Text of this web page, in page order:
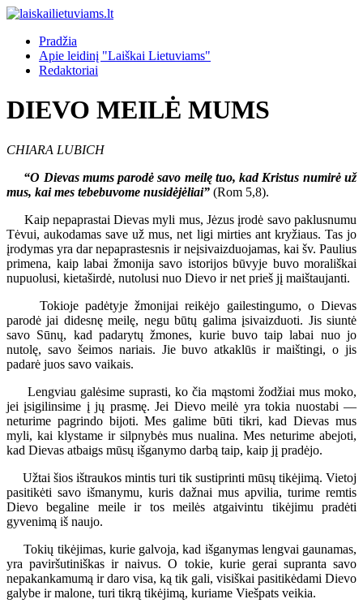
Pradžia
Apie leidinį "Laiškai Lietuviams"
Redaktoriai
DIEVO MEILĖ MUMS
CHIARA LUBICH
“O Dievas mums parodė savo meilę tuo, kad Kristus numirė už
mus, kai mes tebebuvome nusidėjėliai” (Rom 5,8).
Kaip nepaprastai Dievas myli mus, Jėzus įrodė savo paklusnumu
Tėvui, aukodamas save už mus, net ligi mirties ant kryžiaus. Tas jo
įrodymas yra dar nepaprastesnis ir neįsivaizduojamas, kai šv. Paulius
primena, kaip labai žmonija savo istorijos būvyje buvo morališkai
nupuolusi, kietaširdė, nutolusi nuo Dievo ir net prieš jį maištaujanti.
Tokioje padėtyje žmonijai reikėjo gailestingumo, o Dievas
parodė jai didesnę meilę, negu būtų galima įsivaizduoti. Jis siuntė
savo Sūnų, kad padarytų žmones, kurie buvo taip labai nuo jo
nutolę, savo šeimos nariais. Jie buvo atkaklūs ir maištingi, o jis
padarė juos savo vaikais.
Lengviau galėsime suprasti, ko čia mąstomi žodžiai mus moko,
jei įsigilinsime į jų prasmę. Jei Dievo meilė yra tokia nuostabi —
neturime pagrindo bijoti. Mes galime būti tikri, kad Dievas mus
myli, kai klystame ir silpnybės mus nualina. Mes neturime abejoti,
kad Dievas atbaigs mūsų išganymo darbą taip, kaip jį pradėjo.
Užtai šios ištraukos mintis turi tik sustiprinti mūsų tikėjimą. Vietoj
pasitikėti savo išmanymu, kuris dažnai mus apvilia, turime remtis
Dievo begaline meile ir tos meilės atgaivintu tikėjimu pradėti
gyvenimą iš naujo.
Tokių tikėjimas, kurie galvoja, kad išganymas lengvai gaunamas,
yra paviršutiniškas ir naivus. O tokie, kurie gerai supranta savo
nepakankamumą ir daro visa, ką tik gali, visiškai pasitikėdami Dievo
galybe ir malone, turi tikrą tikėjimą, kuriame Viešpats veikia.